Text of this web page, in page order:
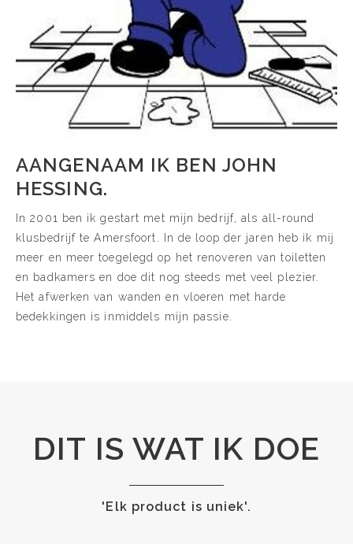
AANGENAAM IK BEN JOHN
HESSING.
In 2001 ben ik gestart met mijn bedrijf, als all-round
klusbedrijf te Amersfoort. In de loop der jaren heb ik mij
meer en meer toegelegd op het renoveren van toiletten
en badkamers en doe dit nog steeds met veel plezier.
Het afwerken van wanden en vloeren met harde
bedekkingen is inmiddels mijn passie.
DIT IS WAT IK DOE
'Elk product is uniek'.